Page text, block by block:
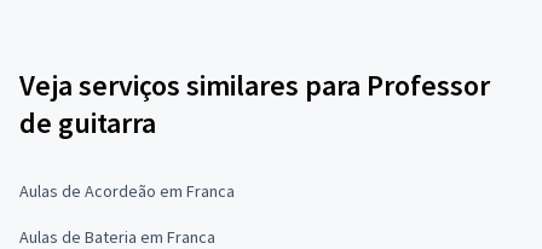
Veja serviços similares para Professor
de guitarra
Aulas de Acordeão em Franca
Aulas de Bateria em Franca